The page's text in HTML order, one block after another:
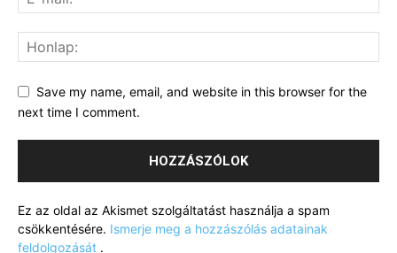
Save my name, email, and website in this browser for the
next time I comment.
Ez az oldal az Akismet szolgáltatást használja a spam
csökkentésére. Ismerje meg a hozzászólás adatainak
feldolgozását .